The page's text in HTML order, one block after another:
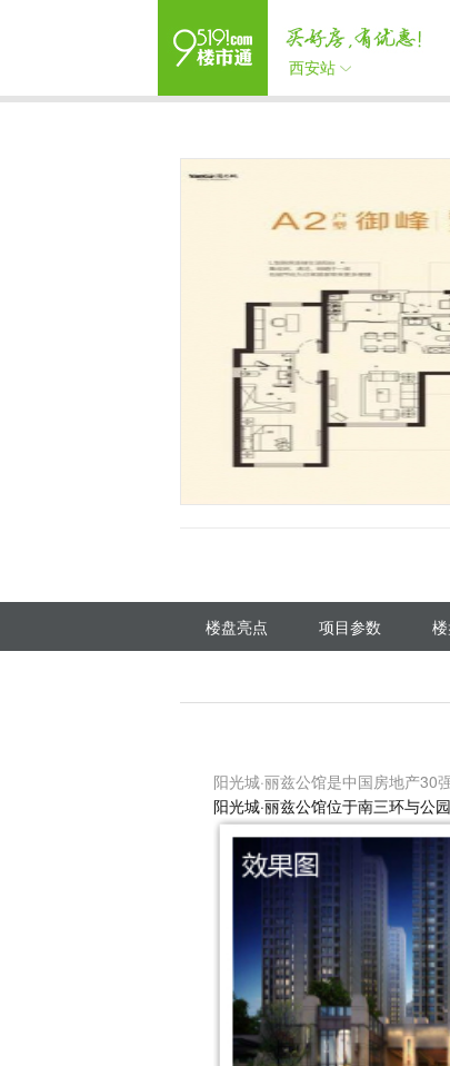
西安站
楼盘亮点 项目参数
阳光城·丽兹公馆是中国房地产30
阳光城·丽兹公馆位于南三环与公